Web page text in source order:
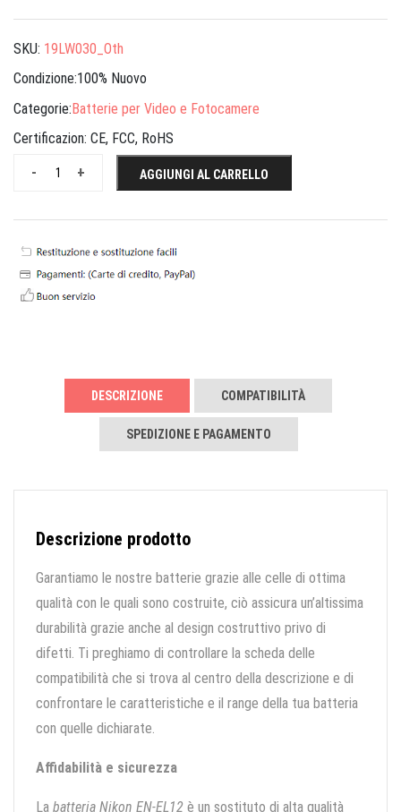
SKU: 19LW030_Oth
Condizione:100% Nuovo
Categorie:Batterie per Video e Fotocamere
Certificazion: CE, FCC, RoHS
+
- AGGIUNGI AL CARRELLO
DESCRIZIONE COMPATIBILITÀ
SPEDIZIONE E PAGAMENTO
Descrizione prodotto
Garantiamo le nostre batterie grazie alle celle di ottima
qualità con le quali sono costruite, ciò assicura un’altissima
durabilità grazie anche al design costruttivo privo di
difetti. Ti preghiamo di controllare la scheda delle
compatibilità che si trova al centro della descrizione e di
confrontare le caratteristiche e il range della tua batteria
con quelle dichiarate.
Affidabilità e sicurezza
La batteria Nikon EN-EL12 è un sostituto di alta qualità